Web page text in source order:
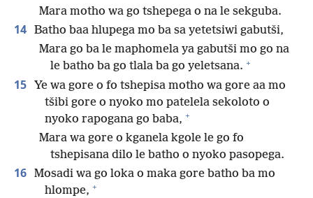
Mara motho wa go tshepega o na le sekguba.
14 Batho baa hlupega mo ba sa yetetsiwi gabutši,
Mara go ba le maphomela ya gabutši mo go na
le batho ba go tlala ba go yeletsana. +
15 Ye wa gore o fo tshepisa motho wa gore aa mo
tšibi gore o nyoko mo patelela sekoloto o
nyoko rapogana go baba, +
Mara wa gore o kganela kgole le go fo
tshepisana dilo le batho o nyoko pasopega.
16 Mosadi wa go loka o maka gore batho ba mo
hlompe, +